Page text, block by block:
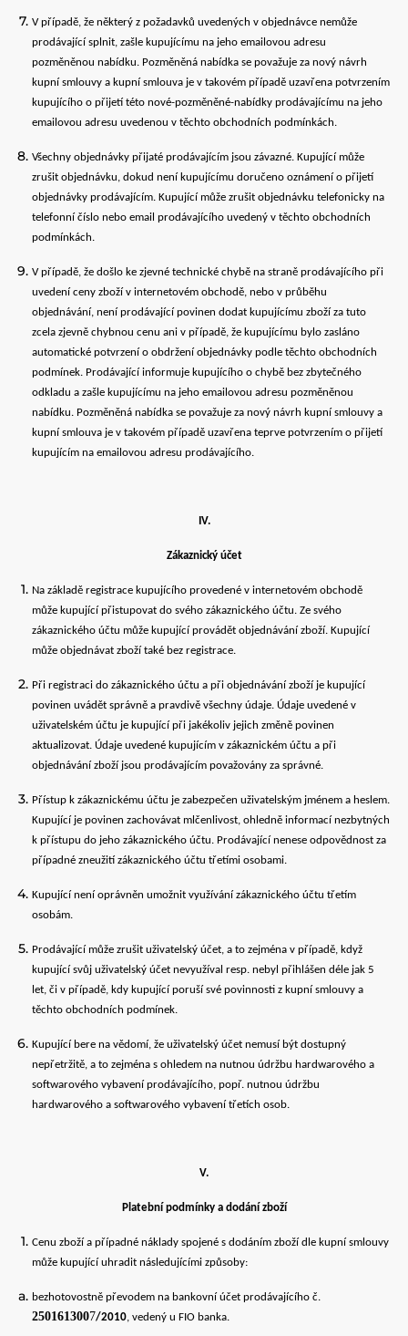
V případě, že některý z požadavků uvedených v objednávce nemůže
prodávající splnit, zašle kupujícímu na jeho emailovou adresu
pozměněnou nabídku. Pozměněná nabídka se považuje za nový návrh
kupní smlouvy a kupní smlouva je v takovém případě uzavřena potvrzením
kupujícího o přijetí této nové-pozměněné-nabídky prodávajícímu na jeho
emailovou adresu uvedenou v těchto obchodních podmínkách.
Všechny objednávky přijaté prodávajícím jsou závazné. Kupující může
zrušit objednávku, dokud není kupujícímu doručeno oznámení o přijetí
objednávky prodávajícím. Kupující může zrušit objednávku telefonicky na
telefonní číslo nebo email prodávajícího uvedený v těchto obchodních
podmínkách.
V případě, že došlo ke zjevné technické chybě na straně prodávajícího při
uvedení ceny zboží v internetovém obchodě, nebo v průběhu
objednávání, není prodávající povinen dodat kupujícímu zboží za tuto
zcela zjevně chybnou cenu ani v případě, že kupujícímu bylo zasláno
automatické potvrzení o obdržení objednávky podle těchto obchodních
podmínek. Prodávající informuje kupujícího o chybě bez zbytečného
odkladu a zašle kupujícímu na jeho emailovou adresu pozměněnou
nabídku. Pozměněná nabídka se považuje za nový návrh kupní smlouvy a
kupní smlouva je v takovém případě uzavřena teprve potvrzením o přijetí
kupujícím na emailovou adresu prodávajícího.
IV.
Zákaznický účet
Na základě registrace kupujícího provedené v internetovém obchodě
může kupující přistupovat do svého zákaznického účtu. Ze svého
zákaznického účtu může kupující provádět objednávání zboží. Kupující
může objednávat zboží také bez registrace.
Při registraci do zákaznického účtu a při objednávání zboží je kupující
povinen uvádět správně a pravdivě všechny údaje. Údaje uvedené v
uživatelském účtu je kupující při jakékoliv jejich změně povinen
aktualizovat. Údaje uvedené kupujícím v zákaznickém účtu a při
objednávání zboží jsou prodávajícím považovány za správné.
Přístup k zákaznickému účtu je zabezpečen uživatelským jménem a heslem.
Kupující je povinen zachovávat mlčenlivost, ohledně informací nezbytných
k přístupu do jeho zákaznického účtu. Prodávající nenese odpovědnost za
případné zneužití zákaznického účtu třetími osobami.
Kupující není oprávněn umožnit využívání zákaznického účtu třetím
osobám.
Prodávající může zrušit uživatelský účet, a to zejména v případě, když
kupující svůj uživatelský účet nevyužíval resp. nebyl přihlášen déle jak 5
let, či v případě, kdy kupující poruší své povinnosti z kupní smlouvy a
těchto obchodních podmínek.
Kupující bere na vědomí, že uživatelský účet nemusí být dostupný
nepřetržitě, a to zejména s ohledem na nutnou údržbu hardwarového a
softwarového vybavení prodávajícího, popř. nutnou údržbu
hardwarového a softwarového vybavení třetích osob.
V.
Platební podmínky a dodání zboží
Cenu zboží a případné náklady spojené s dodáním zboží dle kupní smlouvy
může kupující uhradit následujícími způsoby:
bezhotovostně převodem na bankovní účet prodávajícího č.
2501613007/2010, vedený u FIO banka.